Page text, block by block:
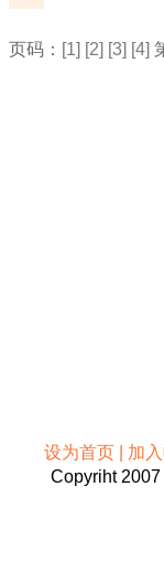
页码： [1] [2] [3] [4]
设为首页 | 加
Copyriht